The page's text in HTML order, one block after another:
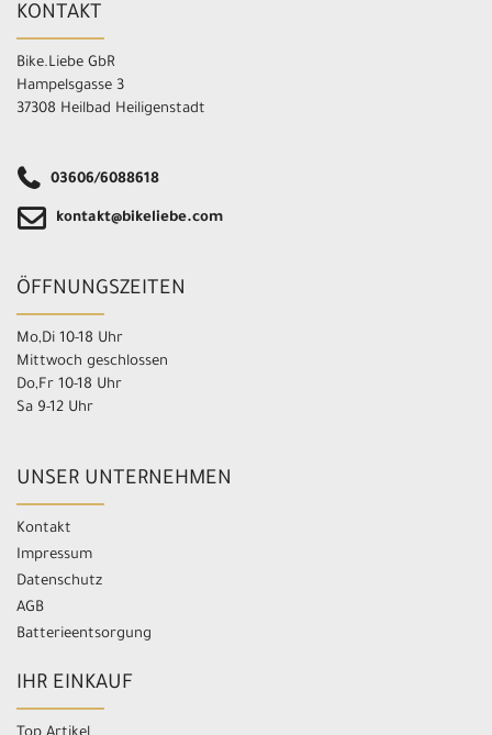
KONTAKT
Bike.Liebe GbR
Hampelsgasse 3
37308 Heilbad Heiligenstadt
03606/6088618
kontakt@bikeliebe.com
ÖFFNUNGSZEITEN
Mo,Di 10-18 Uhr
Mittwoch geschlossen
Do,Fr 10-18 Uhr
Sa 9-12 Uhr
UNSER UNTERNEHMEN
Kontakt
Impressum
Datenschutz
AGB
Batterieentsorgung
IHR EINKAUF